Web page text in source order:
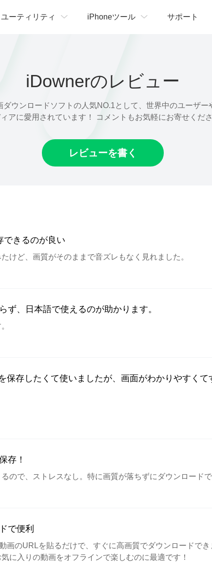
ユーティリティ iPhoneツール サポート
iDownerのレビュー
ダウンロードソフトの人気NO.1として、世界中のユーザー
アに愛用されています！ コメントもお気軽にお寄せくだ
レビューを書く
できるのが良い
けど、画質がそのままで音ズレもなく見れました。
ず、日本語で使えるのが助かります。
保存したくて使いましたが、画面がわかりやすく
存！
ので、ストレスなし。特に画質が落ちずにダウンロード
で便利
画のURLを貼るだけで、すぐに高画質でダウンロードで
に入りの動画をオフラインで楽しむのに最適です！